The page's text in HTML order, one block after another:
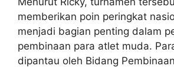
memberikan poin peringkat
menjadi bagian penting dalam
pembinaan para atlet muda.
dipantau oleh Bidang